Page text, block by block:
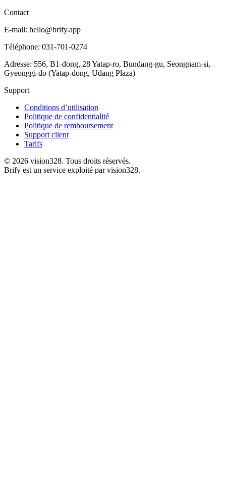
Contact
E-mail: hello@brify.app
Téléphone: 031-701-0274
Adresse: 556, B1-dong, 28 Yatap-ro, Bundang-gu, Seongnam-si,
Gyeonggi-do (Yatap-dong, Udang Plaza)
Support
Conditions d’utilisation
Politique de confidentialité
Politique de remboursement
Support client
Tarifs
© 2026 vision328. Tous droits réservés.
Brify est un service exploité par vision328.